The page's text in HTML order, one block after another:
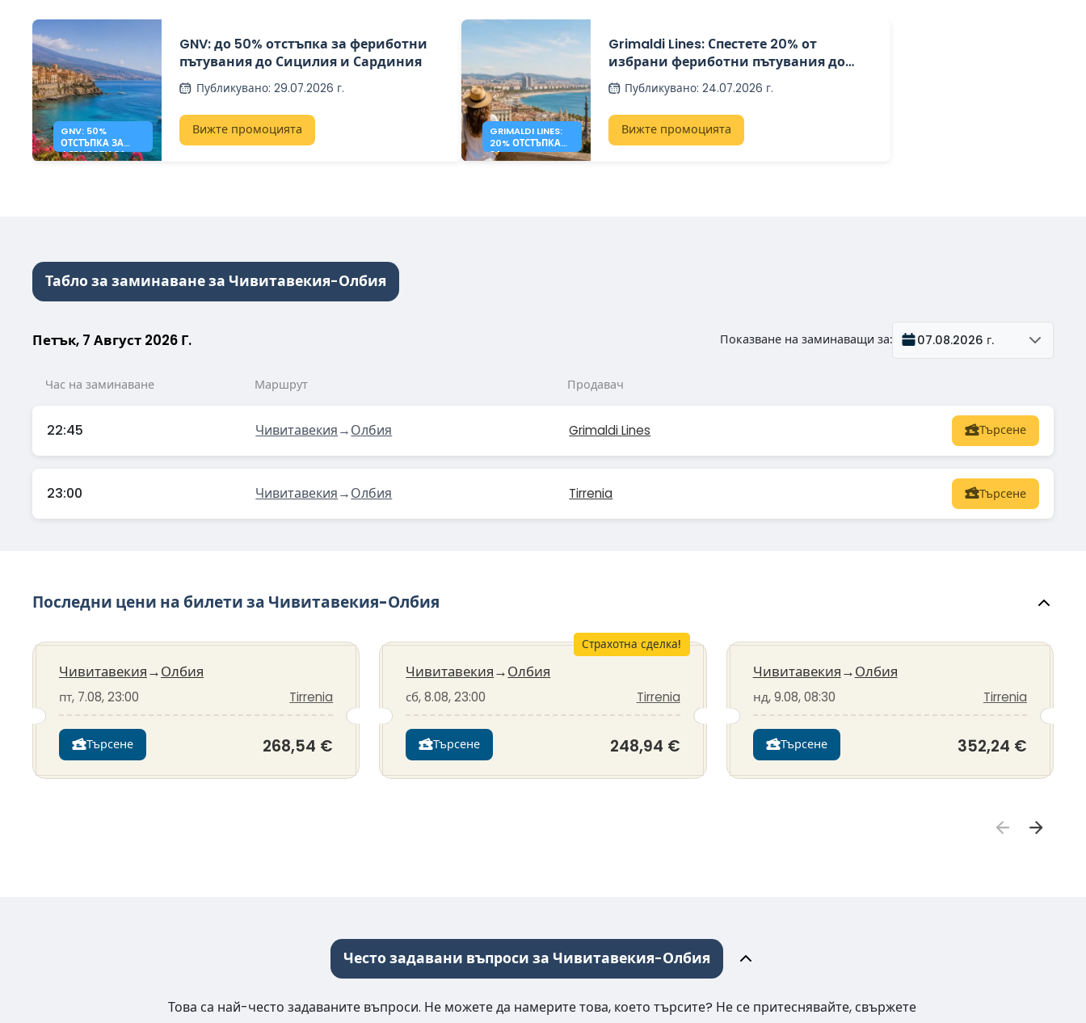
GNV: 50%
ОТСТЪПКА ЗА
ФЕРИБОТИ ЗА
GNV: до 50% отстъпка за фериботни
пътувания до Сицилия и Сардиния
Публикувано: 29.07.2026 г.
Вижте промоцията
GRIMALDI LINES:
20% ОТСТЪПКА
ЗА
Grimaldi Lines: Спестете 20% от
избрани фериботни пътувания до
Сардиния, Сицилия и Испания
Публикувано:24.07.2026 г.
Вижте промоцията
Табло за заминаване за Чивитавекия-Олбия
Петък, 7 Август 2026 Г. Показване на заминаващи за: 07.08.2026 г.
Час на заминаване Маршрут Продавач
22:45 Чивитавекия→Олбия Grimaldi Lines Търсене
23:00 Чивитавекия→Олбия Tirrenia Търсене
Последни цени на билети за Чивитавекия-Олбия
Чивитавекия→Олбия
пт, 7.08, 23:00 Tirrenia
Търсене 268,54 €
Страхотна сделка!
Чивитавекия→Олбия
сб, 8.08, 23:00 Tirrenia
Търсене 248,94 €
Чивитавекия→Олбия
нд, 9.08, 08:30 Tirrenia
Търсене 352,24 €
Често задавани въпроси за Чивитавекия-Олбия
Това са най-често задаваните въпроси. Не можете да намерите това, което търсите? Не се притеснявайте, свържете